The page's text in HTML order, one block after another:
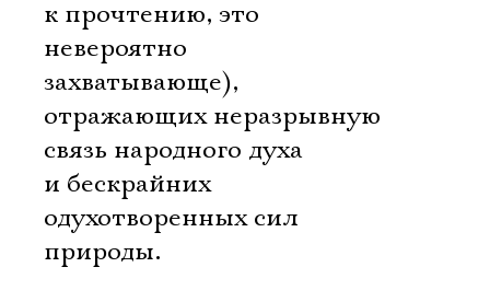
к прочтению, это
невероятно
захватывающе),
отражающих неразрывную
связь народного духа
и бескрайних
одухотворенных сил
природы.